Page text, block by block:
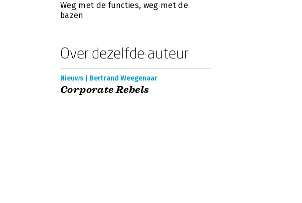
Weg met de functies, weg met de
bazen
Over dezelfde auteur
Nieuws | Bertrand Weegenaar
Corporate Rebels